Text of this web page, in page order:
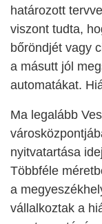
határozott
viszont tudta,
bőröndjét vagy
a másutt jól
automatákat.
Ma legalább
nyitvatartása
Többféle
a
vállalkoztak a